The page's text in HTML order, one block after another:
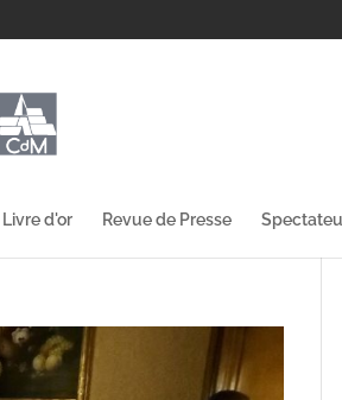
Livre d'or Revue de Presse